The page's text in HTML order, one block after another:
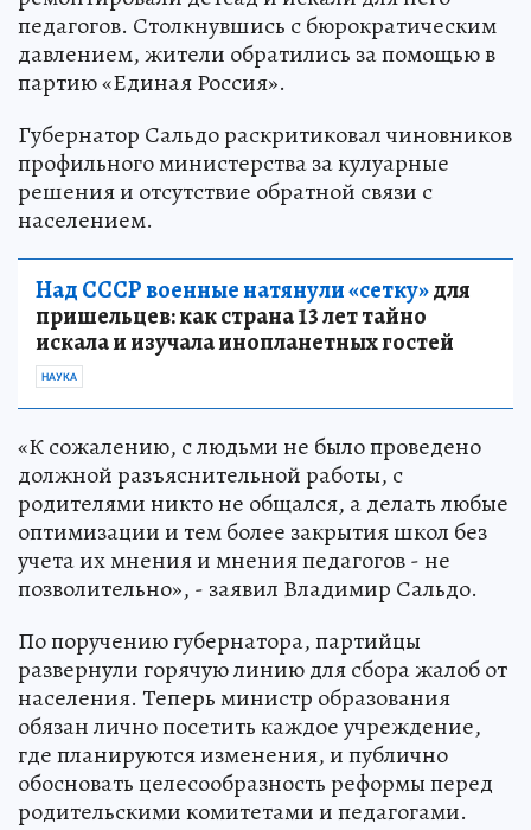
педагогов. Столкнувшись с бюрократическим
давлением, жители обратились за помощью в
партию «Единая Россия».
Губернатор Сальдо раскритиковал чиновников
профильного министерства за кулуарные
решения и отсутствие обратной связи с
населением.
Над СССР военные натянули «сетку»для
пришельцев: как страна 13 лет тайно
искала и изучала инопланетных гостей
НАУКА
«К сожалению, с людьми не было проведено
должной разъяснительной работы, с
родителями никто не общался, а делать любые
оптимизации и тем более закрытия школ без
учета их мнения и мнения педагогов - не
позволительно», - заявил Владимир Сальдо.
По поручению губернатора, партийцы
развернули горячую линию для сбора жалоб от
населения. Теперь министр образования
обязан лично посетить каждое учреждение,
где планируются изменения, и публично
обосновать целесообразность реформы перед
родительскими комитетами и педагогами.